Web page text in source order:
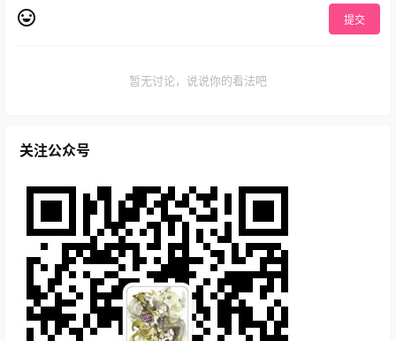
提交
暂无讨论，说说你的看法吧
关注公众号